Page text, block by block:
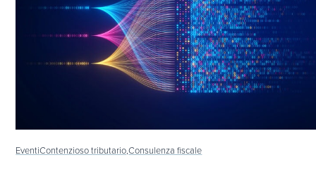
EventiContenzioso tributario,Consulenza fiscale